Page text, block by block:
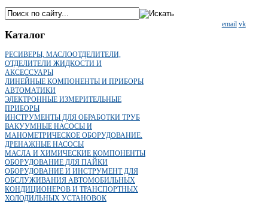
email vk
Каталог
РЕСИВЕРЫ, МАСЛООТДЕЛИТЕЛИ,
ОТДЕЛИТЕЛИ ЖИДКОСТИ И
АКСЕССУАРЫ
ЛИНЕЙНЫЕ КОМПОНЕНТЫ И ПРИБОРЫ
АВТОМАТИКИ
ЭЛЕКТРОННЫЕ ИЗМЕРИТЕЛЬНЫЕ
ПРИБОРЫ
ИНСТРУМЕНТЫ ДЛЯ ОБРАБОТКИ ТРУБ
ВАКУУМНЫЕ НАСОСЫ И
МАНОМЕТРИЧЕСКОЕ ОБОРУДОВАНИЕ.
ДРЕНАЖНЫЕ НАСОСЫ
МАСЛА И ХИМИЧЕСКИЕ КОМПОНЕНТЫ
ОБОРУДОВАНИЕ ДЛЯ ПАЙКИ
ОБОРУДОВАНИЕ И ИНСТРУМЕНТ ДЛЯ
ОБСЛУЖИВАНИЯ АВТОМОБИЛЬНЫХ
КОНДИЦИОНЕРОВ И ТРАНСПОРТНЫХ
ХОЛОДИЛЬНЫХ УСТАНОВОК